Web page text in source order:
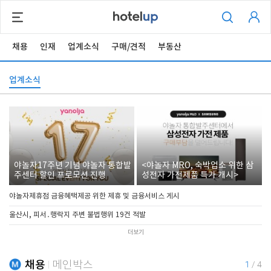
채용 인재 업계소식 구매/견적 부동산
업계소식
야놀자17주년 기념 야놀자 통합발
주센터 할인 프로모션 진행
<야놀자 MRO, 숙박업소 위한 삼
성전자 가전제품 특가 개시>
야놀자제휴점 금융혜택제공 위한 제휴 및 금융서비스 게시
울산시, 피서․행락지 주변 불법행위 19건 적발
더보기
채용 메인박스 1 / 4